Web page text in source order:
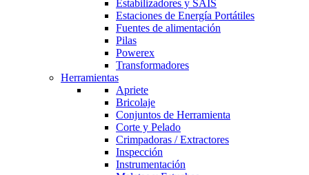
Estabilizadores y SAIS
Estaciones de Energía Portátiles
Fuentes de alimentación
Pilas
Powerex
Transformadores
Herramientas
Apriete
Bricolaje
Conjuntos de Herramienta
Corte y Pelado
Crimpadoras / Extractores
Inspección
Instrumentación